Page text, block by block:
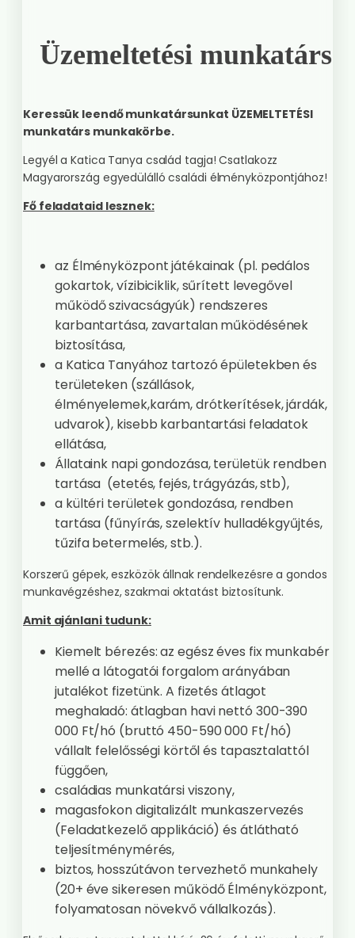
Üzemeltetési munkatárs
Keressük leendő munkatársunkat ÜZEMELTETÉSI
munkatárs munkakörbe.
Legyél a Katica Tanya család tagja! Csatlakozz
Magyarország egyedülálló családi élményközpontjához!
Fő feladataid lesznek:
az Élményközpont játékainak (pl. pedálos
gokartok, vízibiciklik, sűrített levegővel
működő szivacságyúk) rendszeres
karbantartása, zavartalan működésének
biztosítása,
a Katica Tanyához tartozó épületekben és
területeken (szállások,
élményelemek,karám, drótkerítések, járdák,
udvarok), kisebb karbantartási feladatok
ellátása,
Állataink napi gondozása, területük rendben
tartása (etetés, fejés, trágyázás, stb),
a kültéri területek gondozása, rendben
tartása (fűnyírás, szelektív hulladékgyűjtés,
tűzifa betermelés, stb.).
Korszerű gépek, eszközök állnak rendelkezésre a gondos
munkavégzéshez, szakmai oktatást biztosítunk.
Amit ajánlani tudunk:
Kiemelt bérezés: az egész éves fix munkabér
mellé a látogatói forgalom arányában
jutalékot fizetünk. A fizetés átlagot
meghaladó: átlagban havi nettó 300-390
000 Ft/hó (bruttó 450-590 000 Ft/hó)
vállalt felelősségi körtől és tapasztalattól
függően,
családias munkatársi viszony,
magasfokon digitalizált munkaszervezés
(Feladatkezelő applikáció) és átlátható
teljesítménymérés,
biztos, hosszútávon tervezhető munkahely
(20+ éve sikeresen működő Élményközpont,
folyamatosan növekvő vállalkozás).